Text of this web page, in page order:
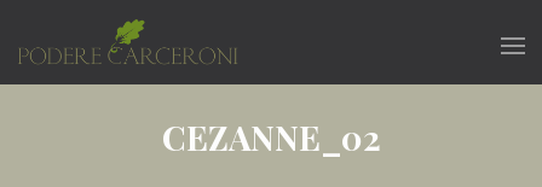
CEZANNE_02